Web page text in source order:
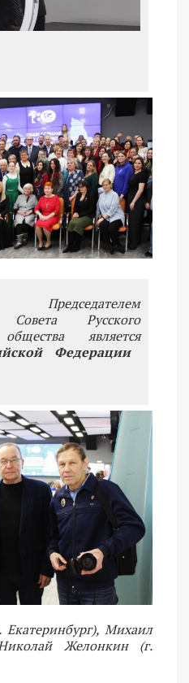
Совета Русского
является
Федерации
Михаил
Желонкин (г.